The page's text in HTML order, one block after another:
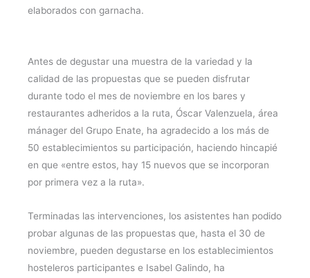
elaborados con garnacha.
Antes de degustar una muestra de la variedad y la
calidad de las propuestas que se pueden disfrutar
durante todo el mes de noviembre en los bares y
restaurantes adheridos a la ruta, Óscar Valenzuela, área
mánager del Grupo Enate, ha agradecido a los más de
50 establecimientos su participación, haciendo hincapié
en que «entre estos, hay 15 nuevos que se incorporan
por primera vez a la ruta».
Terminadas las intervenciones, los asistentes han podido
probar algunas de las propuestas que, hasta el 30 de
noviembre, pueden degustarse en los establecimientos
hosteleros participantes e Isabel Galindo, ha